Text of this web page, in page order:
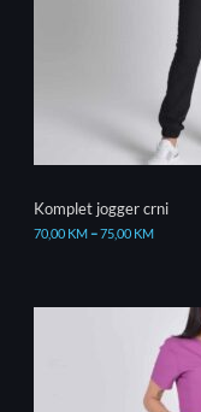
Komplet jogger crni
70,00 KM–75,00 KM